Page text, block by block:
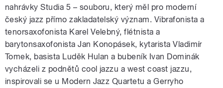
nahrávky Studia 5 – souboru, který měl pro moderní
český jazz přímo zakladatelský význam. Vibrafonista a
tenorsaxofonista Karel Velebný, flétnista a
barytonsaxofonista Jan Konopásek, kytarista Vladimír
Tomek, basista Luděk Hulan a bubeník Ivan Dominák
vycházeli z podnětů cool jazzu a west coast jazzu,
inspirovali se u Modern Jazz Quartetu a Gerryho